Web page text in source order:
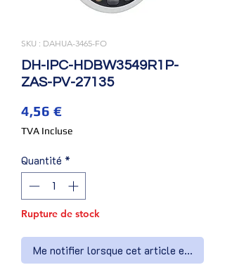
SKU : DAHUA-3465-FO
DH-IPC-HDBW3549R1P-
ZAS-PV-27135
4,56 €Prix
TVA Incluse
Quantité *
Rupture de stock
Me notifier lorsque cet article est